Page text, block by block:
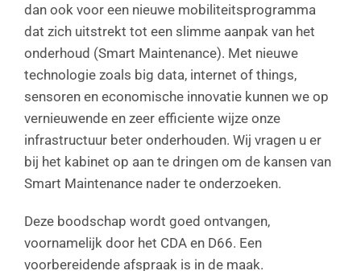
dan ook voor een nieuwe mobiliteitsprogramma
dat zich uitstrekt tot een slimme aanpak van het
onderhoud (Smart Maintenance). Met nieuwe
technologie zoals big data, internet of things,
sensoren en economische innovatie kunnen we op
vernieuwende en zeer efficiente wijze onze
infrastructuur beter onderhouden. Wij vragen u er
bij het kabinet op aan te dringen om de kansen van
Smart Maintenance nader te onderzoeken.
Deze boodschap wordt goed ontvangen,
voornamelijk door het CDA en D66. Een
voorbereidende afspraak is in de maak.